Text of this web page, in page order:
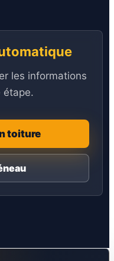
les informations
étape.
toiture